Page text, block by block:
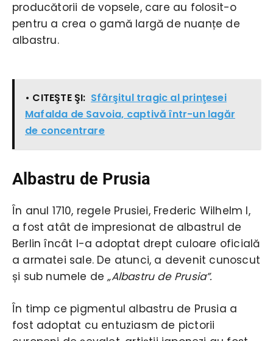
producătorii de vopsele, care au folosit-o
pentru a crea o gamă largă de nuanțe de
albastru.
• CITEŞTE ŞI: Sfârşitul tragic al prinţesei
Mafalda de Savoia, captivă într-un lagăr
de concentrare
Albastru de Prusia
În anul 1710, regele Prusiei, Frederic Wilhelm I,
a fost atât de impresionat de albastrul de
Berlin încât l-a adoptat drept culoare oficială
a armatei sale. De atunci, a devenit cunoscut
și sub numele de„Albastru de Prusia”.
În timp ce pigmentul albastru de Prusia a
fost adoptat cu entuziasm de pictorii